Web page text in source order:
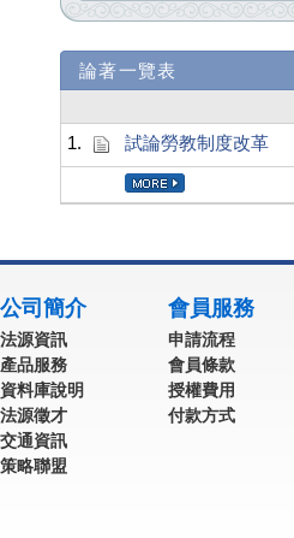
論著一覽表
1.
試論勞教制度改革
公司簡介
法源資訊
產品服務
資料庫說明
法源徵才
交通資訊
策略聯盟
會員服務
申請流程
會員條款
授權費用
付款方式